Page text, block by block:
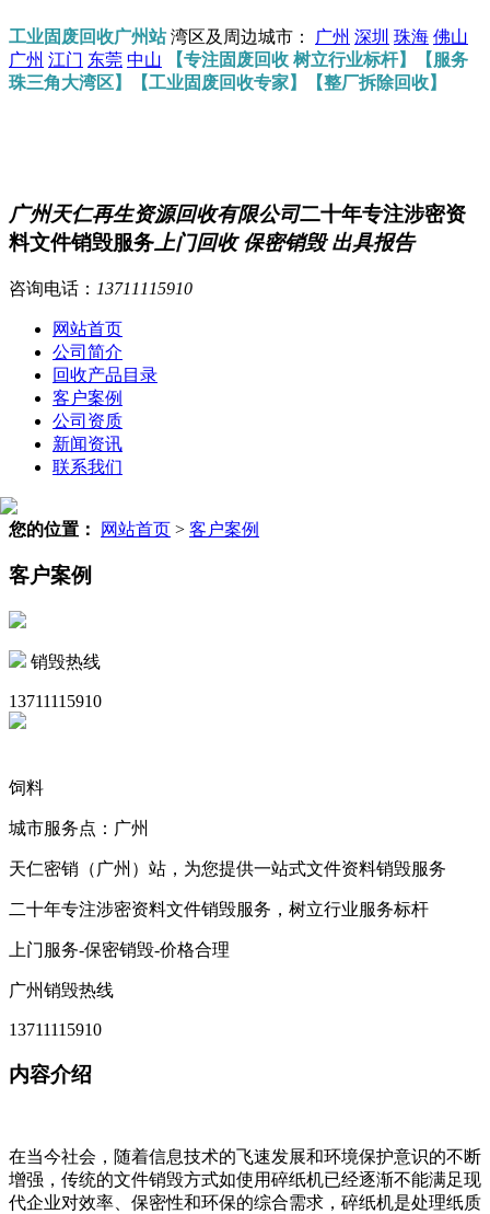
工业固废回收广州站湾区及周边城市： 广州 深圳 珠海 佛山
广州 江门 东莞 中山
【专注固废回收 树立行业标杆】【服务
珠三角大湾区】【工业固废回收专家】【整厂拆除回收】
广州天仁再生资源回收有限公司二十年专注涉密资
料文件销毁服务 上门回收 保密销毁 出具报告
咨询电话： 13711115910
网站首页
公司简介
回收产品目录
客户案例
公司资质
新闻资讯
联系我们
您的位置： 网站首页 > 客户案例
客户案例
销毁热线
13711115910
饲料
城市服务点：广州
天仁密销（广州）站，为您提供一站式文件资料销毁服务
二十年专注涉密资料文件销毁服务，树立行业服务标杆
上门服务-保密销毁-价格合理
广州销毁热线
13711115910
内容介绍
在当今社会，随着信息技术的飞速发展和环境保护意识的不断
增强，传统的文件销毁方式如使用碎纸机已经逐渐不能满足现
代企业对效率、保密性和环保的综合需求，碎纸机是处理纸质